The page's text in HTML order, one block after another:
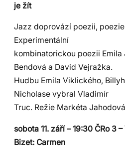
je žít
Jazz doprovází poezii,
Experimentální
kombinatorickou poezii Emila
Bendová a David Vejražka.
Hudbu Emila Viklického,
Nicholase vybral Vladimír
Truc. Režie Markéta
sobota 11. září – 19:30 ČRo 3
Bizet: Carmen